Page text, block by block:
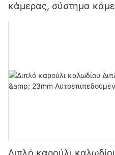
κάμερας, σύστημα
πανοραμικής λήψης 33
αυτοεπιπεδούμενο
Διπλό καρούλι